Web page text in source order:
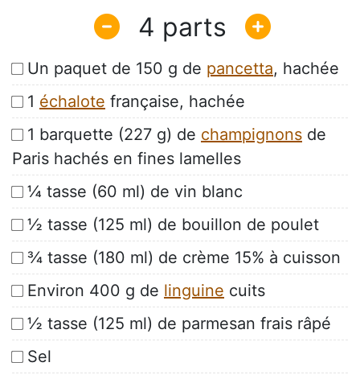
4
Un paquet de 150 g de pancetta, hachée
1 échalote française, hachée
1 barquette (227 g) de champignons de
Paris hachés en fines lamelles
¼ tasse (60 ml) de vin blanc
½ tasse (125 ml) de bouillon de poulet
¾ tasse (180 ml) de crème 15% à cuisson
Environ 400 g de linguine cuits
½ tasse (125 ml) de parmesan frais râpé
Sel